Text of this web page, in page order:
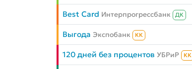
Best Card Интерпрогрессбанк ДК
Выгода Экспобанк КК
120 дней без процентов УБРиР КК